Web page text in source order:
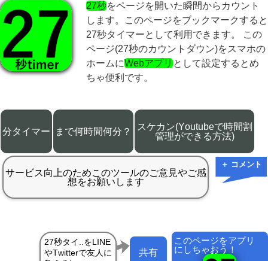
27秒をページを開いた瞬間からカウント
します。このページをブックマークすると
27秒タイマーとして利用できます。 この
ページ(27秒のカウントダウン)をスマホの
ホームにWebアプリとして設定するとめ
ちゃ便利です。
分タイマー まで何時間何分？
スケカン(Youtubeで時間割
管理ができる方法)
＋ コメント
このページをアプリ
にしちゃおう！
共有